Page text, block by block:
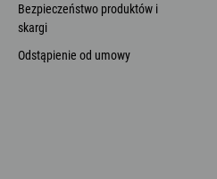
Bezpieczeństwo produktów i
skargi
Odstąpienie od umowy